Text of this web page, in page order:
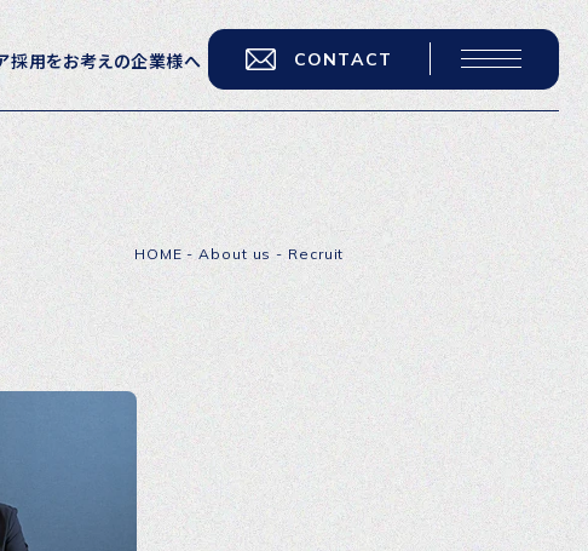
採用をお考えの企業様へ CONTACT
転職をお考えの方へ
転職エージェントサービス
転職相談会
転職者の声
キャリア採用をお考えの企業様へ
選ばれる４つの理由
４つの特長で解決
独自の採用スキーム
HOME-About us - Recruit